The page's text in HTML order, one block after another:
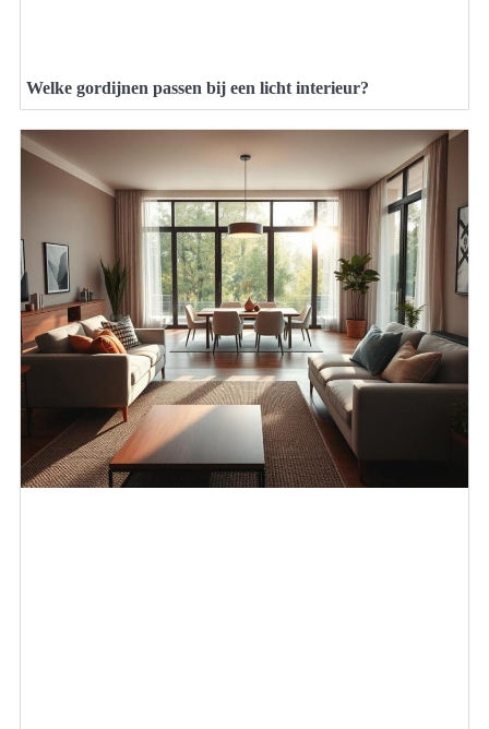
Welke gordijnen passen bij een licht interieur?